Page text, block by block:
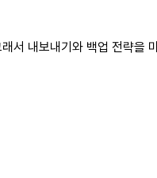
서 내보내기와 백업 전략을